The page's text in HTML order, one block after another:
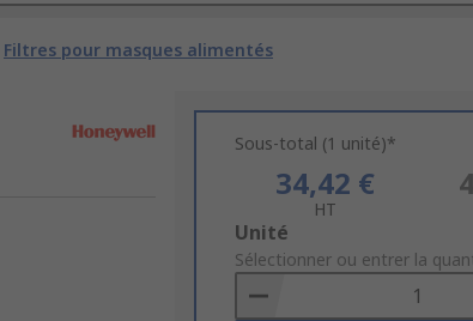
Filtres pour masques alimentés
Sous-total (1 unité)*
34,42 €
HT
Add
to
Basket
Unité
Sélectionner ou entrer la